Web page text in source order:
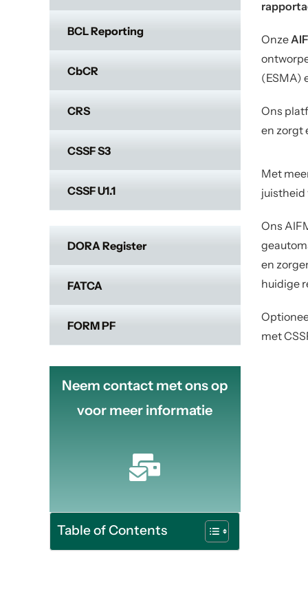
BCL Reporting
CbCR
CRS
CSSF S3
CSSF U1.1
DORA Register
FATCA
FORM PF
Neem contact met ons op
voor meer informatie
Table of Contents
Onze
(ESMA)
Ons
en zorgt
Met
juistheid
Ons
en
huidige
met